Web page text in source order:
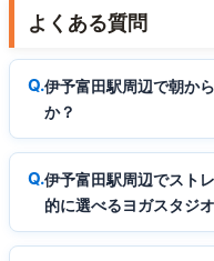
よくある質問
伊予富田駅周辺で朝か
か？
伊予富田駅周辺でスト
的に選べるヨガスタジ